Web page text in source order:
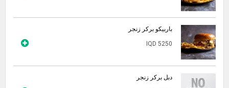
باربيكو بركر زنجر
IQD 5250
دبل بركر زنجر